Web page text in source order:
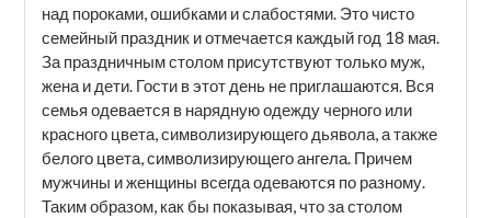
над пороками, ошибками и слабостями. Это чисто
семейный праздник и отмечается каждый год 18 мая.
За праздничным столом присутствуют только муж,
жена и дети. Гости в этот день не приглашаются. Вся
семья одевается в нарядную одежду черного или
красного цвета, символизирующего дьявола, а также
белого цвета, символизирующего ангела. Причем
мужчины и женщины всегда одеваются по разному.
Таким образом, как бы показывая, что за столом